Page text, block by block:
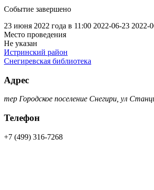
Событие завершено
23 июня 2022 года в 11:00 2022-06-23 2022-
Место проведения
Не указан
Истринский район
Снегиревская библиотека
Адрес
тер Городское поселение Снегири, ул
Телефон
+7 (499) 316-7268